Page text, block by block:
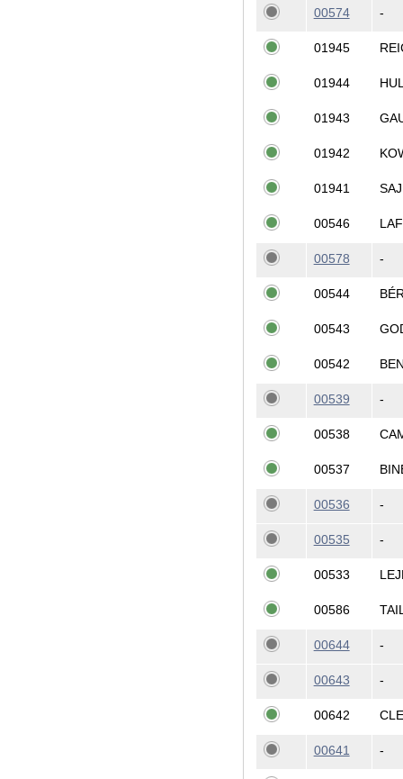
00574 -
01945
01944
01943
01942
01941
00546
00578 -
00544
00543
00542
00539 -
00538
00537
00536 -
00535 -
00533
00586
00644 -
00643 -
00642
00641 -